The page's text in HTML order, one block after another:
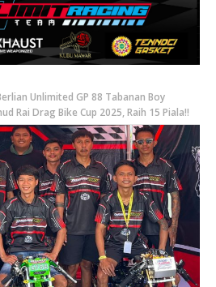
Unlimited GP 88 Tabanan Boy
Rai Drag Bike Cup 2025, Raih 15 Piala!!